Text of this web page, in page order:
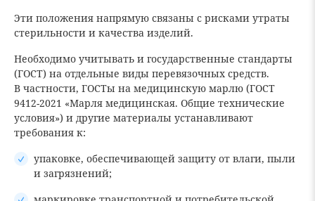
Эти положения напрямую связаны с рисками утраты
стерильности и качества изделий.
Необходимо учитывать и государственные стандарты
(ГОСТ) на отдельные виды перевязочных средств.
В частности, ГОСТы на медицинскую марлю (ГОСТ
9412-2021 «Марля медицинская. Общие технические
условия») и другие материалы устанавливают
требования к:
упаковке, обеспечивающей защиту от влаги, пыли
и загрязнений;